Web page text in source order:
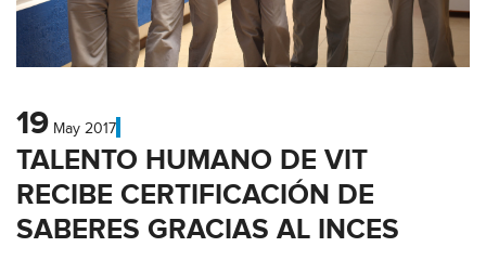
19 May 2017
TALENTO HUMANO DE VIT
RECIBE CERTIFICACIÓN DE
SABERES GRACIAS AL INCES